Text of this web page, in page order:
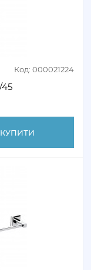
Код: 000021224
45
КУПИТИ